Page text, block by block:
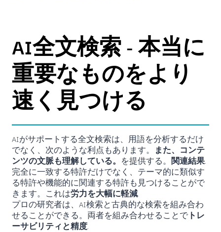
AI全文検索 - 本当に
重要なものをより
速く見つける
AIがサポートする全文検索は、用語を分析するだけ
でなく、次のような利点もあります。
また、コンテ
ンツの文脈も理解している。 を提供する。 関連結果.
完全に一致する特許だけでなく、テーマ的に類似す
る特許や機能的に関連する特許も見つけることがで
きます。これは労力を大幅に軽減.
プロの研究者は、AI検索と古典的な検索を組み合わ
せることができる。両者を組み合わせることで トレ
ーサビリティと精度.